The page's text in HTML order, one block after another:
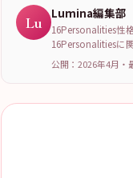
Lu Lumina編集部
16Personalities性
16Personalitiesに
公開：2026年4月 ・